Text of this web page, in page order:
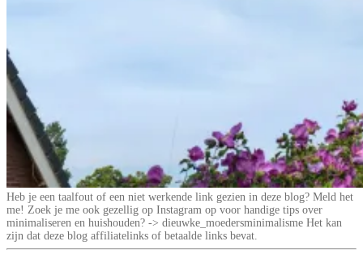
Heb je een taalfout of een niet werkende link gezien in deze blog? Meld het
me! Zoek je me ook gezellig op Instagram op voor handige tips over
minimaliseren en huishouden? -> dieuwke_moedersminimalisme Het kan
zijn dat deze blog affiliatelinks of betaalde links bevat.